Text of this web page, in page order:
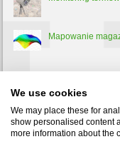
Mapowanie
Pirometr - co to
We use cookies
We may place these for
show personalised content
more information about the